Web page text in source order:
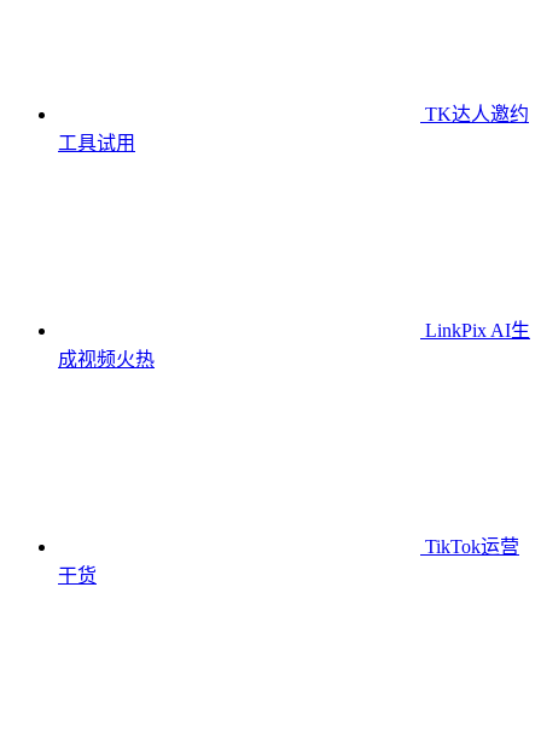
TK达人邀约
工具试用
LinkPix AI生
成视频火热
TikTok运营
干货